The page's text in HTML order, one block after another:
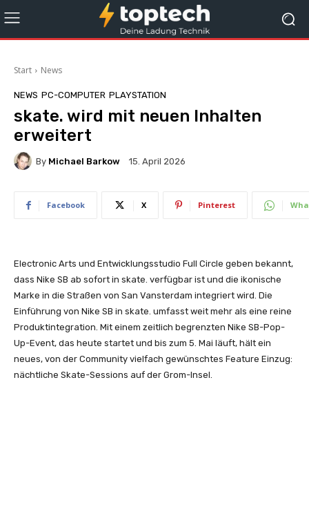
Start News
NEWS PC-COMPUTER PLAYSTATION
skate. wird mit neuen Inhalten
erweitert
By Michael Barkow 15. April 2026
Facebook X Pinterest
Electronic Arts und Entwicklungsstudio Full Circle geben bekannt,
dass Nike SB ab sofort in skate. verfügbar ist und die ikonische
Marke in die Straßen von San Vansterdam integriert wird. Die
Einführung von Nike SB in skate. umfasst weit mehr als eine reine
Produktintegration. Mit einem zeitlich begrenzten Nike SB-Pop-
Up-Event, das heute startet und bis zum 5. Mai läuft, hält ein
neues, von der Community vielfach gewünschtes Feature Einzug:
nächtliche Skate-Sessions auf der Grom-Insel.